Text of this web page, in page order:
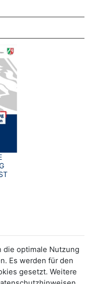
ANGESEHENE
die optimale Nutzung
Es werden für den
gesetzt. Weitere